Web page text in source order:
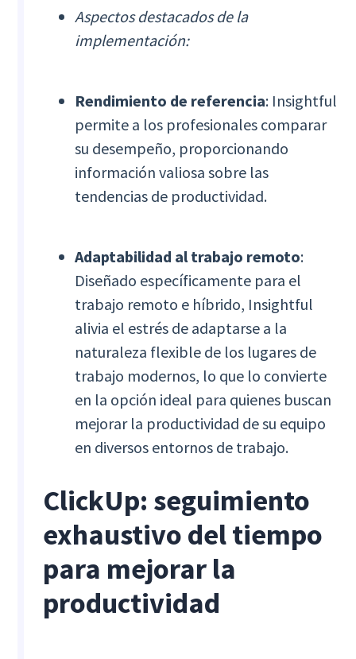
Aspectos destacados de la
implementación:
Rendimiento de referencia: Insightful
permite a los profesionales comparar
su desempeño, proporcionando
información valiosa sobre las
tendencias de productividad.
Adaptabilidad al trabajo remoto:
Diseñado específicamente para el
trabajo remoto e híbrido, Insightful
alivia el estrés de adaptarse a la
naturaleza flexible de los lugares de
trabajo modernos, lo que lo convierte
en la opción ideal para quienes buscan
mejorar la productividad de su equipo
en diversos entornos de trabajo.
ClickUp: seguimiento
exhaustivo del tiempo
para mejorar la
productividad